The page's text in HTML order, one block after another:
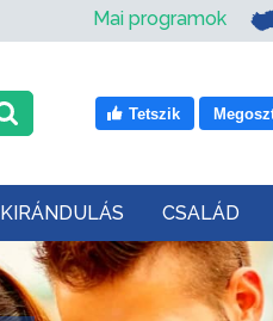
Mai programok
Tetszik
KIRÁNDULÁS CSALÁD